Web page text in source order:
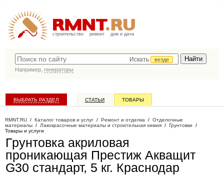
строительство ремонт дом и дача
Искать
везде
Например, генераторы
ВЫБРАТЬ РАЗДЕЛ СТАТЬИ ТОВАРЫ
RMNT.RU / Каталог товаров и услуг / Ремонт и отделка / Отделочные
материалы / Лакокрасочные материалы и строительная химия / Грунтовки /
Товары и услуги
Грунтовка акриловая
проникающая Престиж Акващит
G30 стандарт, 5 кг. Краснодар